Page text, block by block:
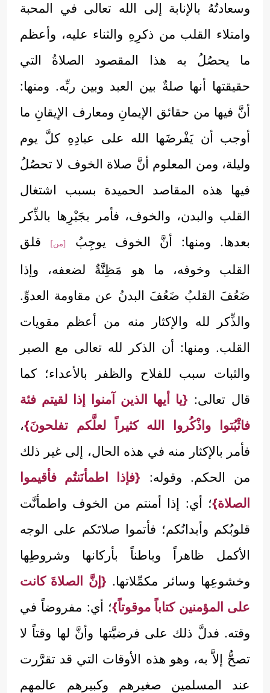
وسعادتُهُ بالإنابة إلى الله تعالى في المحبة
وامتلاء القلب من ذكرِهِ والثناء عليه، وأعظم
ما يحصُلُ به هذا المقصود الصلاةُ التي
حقيقتها أنها صلةٌ بين العبد وبين ربِّه. ومنها:
أنَّ فيها من حقائق الإيمانِ ومعارف الإيقانِ ما
أوجب أن يَفْرضَها الله على عبادِهِ كلَّ يوم
وليلة، ومن المعلوم أنَّ صلاة الخوف لا تحصُلُ
فيها هذه المقاصد الحميدة بسبب اشتغال
القلب والبدن، والخوف، فأمر بجَبْرِها بالذِّكر
بعدها. ومنها: أنَّ الخوف يوجِبُ
[من]
قلق
القلب وخوفه، ما هو مَظِنَّةٌ لضعفه، وإذا
ضَعُفَ القلبُ ضَعُفَ البدنُ عن مقاومة العدوِّ.
والذِّكر لله والإكثار منه من أعظم مقويات
القلب. ومنها: أن الذكر لله تعالى مع الصبر
والثبات سبب للفلاح والظفر بالأعداء؛ كما
قال تعالى: {يا أيها الذين آمنوا إذا لقيتم فئة
فاثْبُتوا واذْكُروا الله كثيراً لعلَّكم تفلحونَ}،
فأمر بالإكثار منه في هذه الحال، إلى غير ذلك
من الحكم. وقوله: {فإذا اطمأنَنتُم فأقيموا
الصلاة}؛ أي: إذا أمنتم من الخوف واطمأنَّت
قلوبُكم وأبدانُكم؛ فأتموا صلاتَكم على الوجه
الأكمل ظاهراً وباطناً بأركانها وشروطِها
وخشوعِها وسائر مكمِّلاتها. {إنَّ الصلاةَ كانت
على المؤمنين كتاباً موقوتاً}؛ أي: مفروضاً في
وقته. فدلَّ ذلك على فرضيَّتها وأنَّ لها وقتاً لا
تصحُّ إلاَّ به، وهو هذه الأوقات التي قد تقرَّرت
عند المسلمين صغيرهم وكبيرهم عالمهم